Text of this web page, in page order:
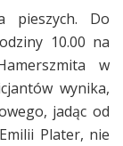
pieszych. Do
10.00 na
w
wynika,
jadąc od
Plater, nie